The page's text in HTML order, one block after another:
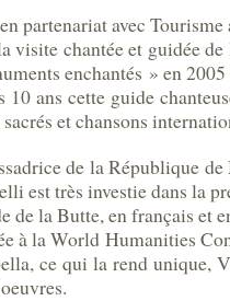
partenariat avec
visite chantée et guidée
enchantés » en
10 ans cette guide
et chansons
de la République
est très investie dans la
de la Butte, en français et
à la World Humanities
ce qui la rend unique,